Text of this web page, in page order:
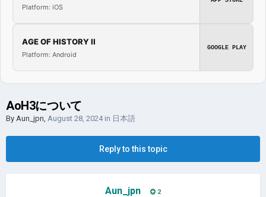
Platform: iOS
AGE OF HISTORY II
Platform: Android
GOOGLE PLAY
AoH3について
By Aun_jpn, August 28, 2024in 日本語
Reply to this topic
Aun_jpn 2